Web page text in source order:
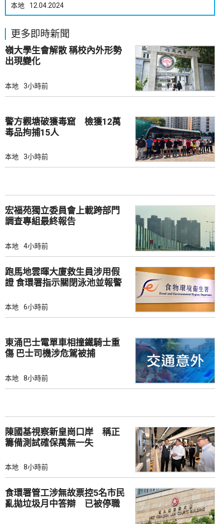
本地 12.04.2024
更多即時新聞
嶺大學生會解散 稱校內外形勢
出現變化
本地 3小時前
警方觀塘破獲毒窟 檢獲12萬
毒品拘捕15人
本地 3小時前
宏福苑獨立委員會上載跨部門
調查專組最終報告
本地 4小時前
跑馬地雲暉大廈救生員涉用假
證 食環署指示關閉泳池並報警
本地 6小時前
東涌巴士電單車相撞鐵騎士重
傷 巴士司機涉危駕被捕
本地 8小時前
陳國基視察新皇崗口岸 稱正
籌備測試確保萬無一失
本地 8小時前
食環署管工涉無故票控5名市民
亂拋垃圾月中答辯 已被停職